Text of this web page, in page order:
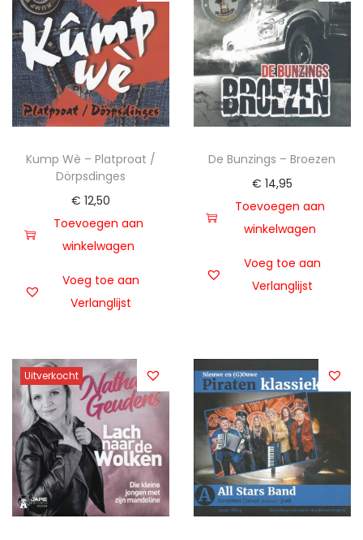
Kump Wè – Platproat /
Dörpsdinges
€ 12,50
Toevoegen aan
winkelwagen
Voeg toe aan
Verlanglijst
De Bunzings – Broezen
€ 14,95
Toevoegen aan
winkelwagen
Voeg toe aan
Verlanglijst
Uitverkocht